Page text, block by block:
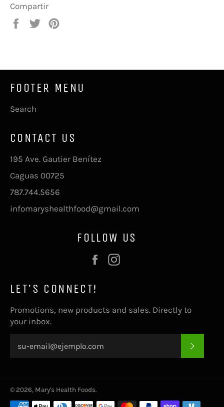
Compartir
Compartir
Tuitear
FOOTER MENU
Search
CONTACT US
195 Ave. Gautier Benítez
Caguas 00725
787.744.5656
infomaryshealthfood@gmail.com
FOLLOW US
Facebook
LET'S CONNECT!
Promotions, new products and sales. Directly to
your inbox.
© 2026, Mary's Health Foods.
Métodos